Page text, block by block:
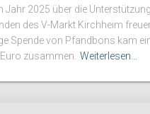
Jahr 2025 über die
des V-Markt Kirchheim
Spende von Pfandbons kam
zusammen. Weiterlesen…